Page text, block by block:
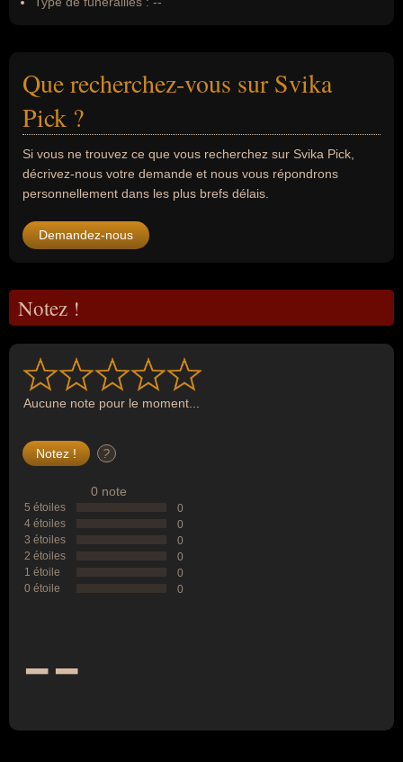
Que recherchez-vous sur Svika
Pick ?
Si vous ne trouvez ce que vous recherchez sur Svika Pick,
décrivez-nous votre demande et nous vous répondrons
personnellement dans les plus brefs délais.
Demandez-nous
Notez !
Aucune note pour le moment...
?
0 note
5 étoiles
0
4 étoiles
0
3 étoiles
0
2 étoiles
0
1 étoile
0
0 étoile
0
--